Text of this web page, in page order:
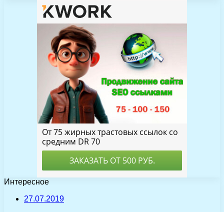
Интересное
27.07.2019